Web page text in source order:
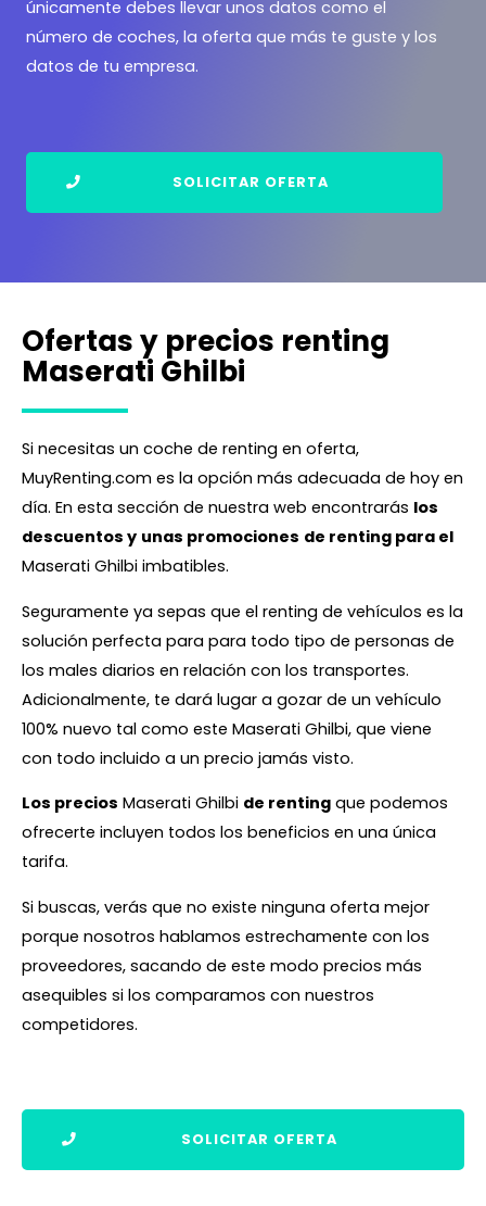
únicamente debes llevar unos datos como el
número de coches, la oferta que más te guste y los
datos de tu empresa.
SOLICITAR OFERTA
Ofertas y precios renting
Maserati Ghilbi
Si necesitas un coche de renting en oferta,
MuyRenting.com es la opción más adecuada de hoy en
día. En esta sección de nuestra web encontrarás los
descuentos y unas promociones de renting para el
Maserati Ghilbi imbatibles.
Seguramente ya sepas que el renting de vehículos es la
solución perfecta para para todo tipo de personas de
los males diarios en relación con los transportes.
Adicionalmente, te dará lugar a gozar de un vehículo
100% nuevo tal como este Maserati Ghilbi, que viene
con todo incluido a un precio jamás visto.
Los precios Maserati Ghilbi de renting que podemos
ofrecerte incluyen todos los beneficios en una única
tarifa.
Si buscas, verás que no existe ninguna oferta mejor
porque nosotros hablamos estrechamente con los
proveedores, sacando de este modo precios más
asequibles si los comparamos con nuestros
competidores.
SOLICITAR OFERTA